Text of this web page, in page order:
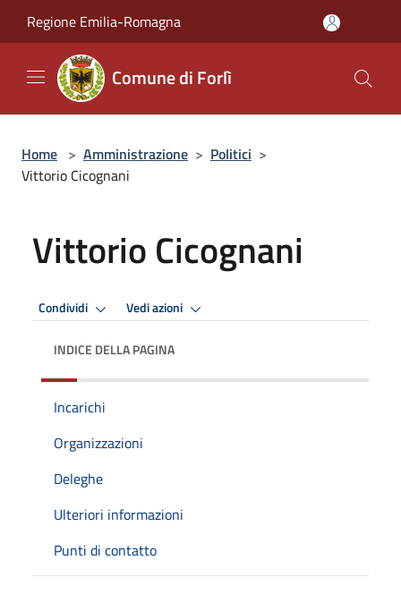
Regione Emilia-Romagna
Comune di Forlì
Home > Amministrazione > Politici >
Vittorio Cicognani
Vittorio Cicognani
Condividi Vedi azioni
INDICE DELLA PAGINA
Incarichi
Organizzazioni
Deleghe
Ulteriori informazioni
Punti di contatto